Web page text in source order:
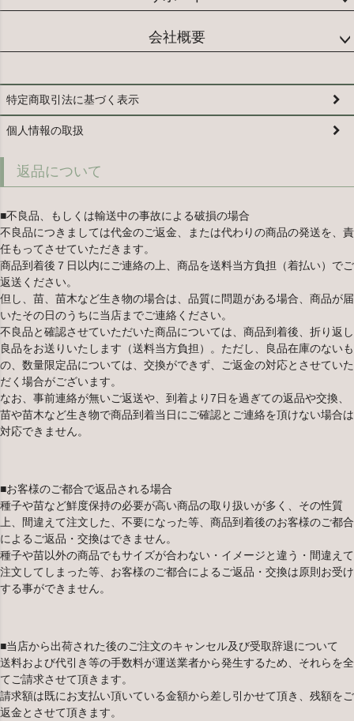
会社概要
特定商取引法に基づく表示
個人情報の取扱
返品について
■不良品、もしくは輸送中の事故による破損の場合
不良品につきましては代金のご返金、または代わりの商品の発送を、責
任もってさせていただきます。
商品到着後７日以内にご連絡の上、商品を送料当方負担（着払い）でご
返送ください。
但し、苗、苗木など生き物の場合は、品質に問題がある場合、商品が届
いたその日のうちに当店までご連絡ください。
不良品と確認させていただいた商品については、商品到着後、折り返し
良品をお送りいたします（送料当方負担）。ただし、良品在庫のないも
の、数量限定品については、交換ができず、ご返金の対応とさせていた
だく場合がございます。
なお、事前連絡が無いご返送や、到着より7日を過ぎての返品や交換、
苗や苗木など生き物で商品到着当日にご確認とご連絡を頂けない場合は
対応できません。
■お客様のご都合で返品される場合
種子や苗など鮮度保持の必要が高い商品の取り扱いが多く、その性質
上、間違えて注文した、不要になった等、商品到着後のお客様のご都合
によるご返品・交換はできません。
種子や苗以外の商品でもサイズが合わない・イメージと違う・間違えて
注文してしまった等、お客様のご都合によるご返品・交換は原則お受け
する事ができません。
■当店から出荷された後のご注文のキャンセル及び受取辞退について
送料および代引き等の手数料が運送業者から発生するため、それらを全
てご請求させて頂きます。
請求額は既にお支払い頂いている金額から差し引かせて頂き、残額をご
返金とさせて頂きます。